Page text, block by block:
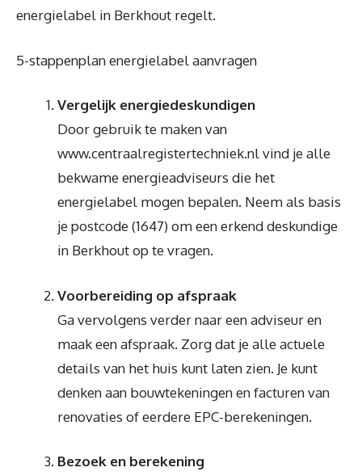
energielabel in Berkhout regelt.
5-stappenplan energielabel aanvragen
Vergelijk energiedeskundigen
Door gebruik te maken van
www.centraalregistertechniek.nl vind je alle
bekwame energieadviseurs die het
energielabel mogen bepalen. Neem als basis
je postcode (1647) om een erkend deskundige
in Berkhout op te vragen.
Voorbereiding op afspraak
Ga vervolgens verder naar een adviseur en
maak een afspraak. Zorg dat je alle actuele
details van het huis kunt laten zien. Je kunt
denken aan bouwtekeningen en facturen van
renovaties of eerdere EPC-berekeningen.
Bezoek en berekening